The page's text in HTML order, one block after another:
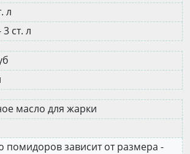
л
3 ст. л
масло для жарки
помидоров зависит от размера -